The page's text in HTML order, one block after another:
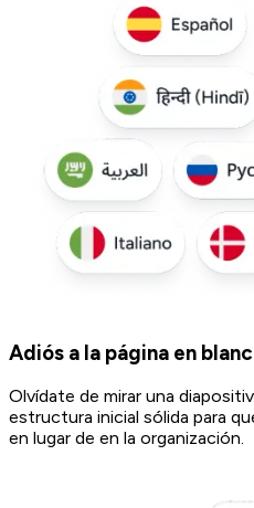
Adiós a la página en
Olvídate de mirar una
estructura inicial sólida para
en lugar de en la organización.